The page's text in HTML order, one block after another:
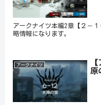
アークナイツ本編2章【２－
略情報になります。
アークナイツ
原